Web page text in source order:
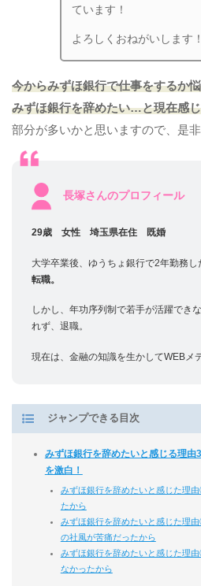
ています！
よろしくおねがいします！
今からみずほ銀行で仕事をするか
みずほ銀行を辞めたい…と現在感
部分が多いかと思いますので、是
長塚さんのプロフィール
29歳 女性 埼玉県在住 既婚
大学卒業後、ゆうちょ銀行で2年勤務し
転職。
しかし、年功序列制で若手が活躍でき
れず、退職。
現在は、金融の知識を生かしてWEBメ
ジャンプできる目次
みずほ銀行を辞めたいと感じる理由
を激白！
みずほ銀行を辞めたいと感じた理
たから
みずほ銀行を辞めたいと感じた理
の社風が苦痛だったから
みずほ銀行を辞めたいと感じた理
なかったから